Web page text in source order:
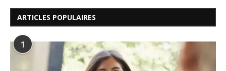
ARTICLES POPULAIRES
1